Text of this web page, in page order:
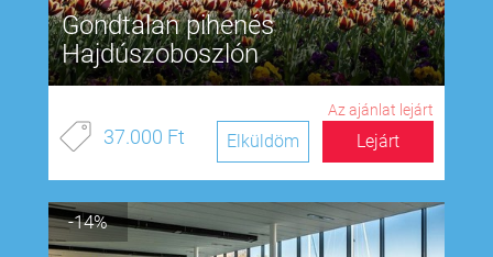
Gondtalan pihenés
Hajdúszoboszlón
Az ajánlat lejárt
37.000 Ft Lejárt
Elküldöm
-14%